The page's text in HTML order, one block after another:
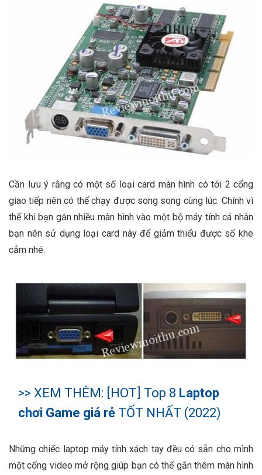
Cần lưu ý rằng có một số loại card màn hình có tới 2 cổng
giao tiếp nên có thể chạy được song song cùng lúc. Chính vì
thế khi bạn gắn nhiều màn hình vào một bộ máy tính cá nhân
bạn nên sử dụng loại card này để giảm thiểu được số khe
cắm nhé.
>> XEM THÊM: [HOT] Top 8 Laptop
chơi Game giá rẻ TỐT NHẤT (2022)
Những chiếc laptop máy tính xách tay đều có sẵn cho mình
một cổng video mở rộng giúp bạn có thể gắn thêm màn hình